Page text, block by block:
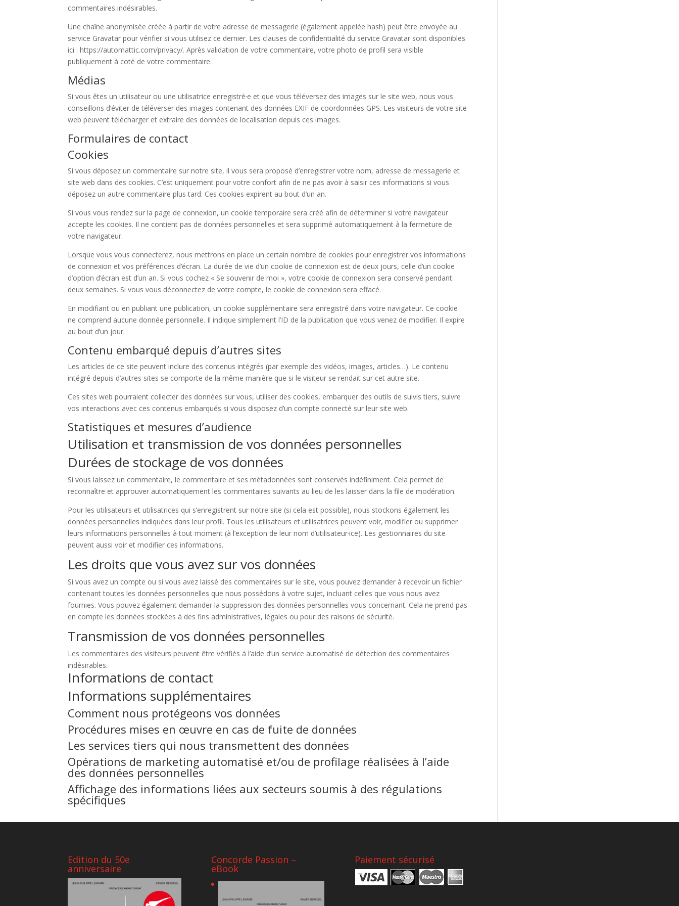
commentaires indésirables.
Une chaîne anonymisée créée à partir de votre adresse de messagerie (également appelée hash) peut être envoyée au
service Gravatar pour vérifier si vous utilisez ce dernier. Les clauses de confidentialité du service Gravatar sont disponibles
ici : https://automattic.com/privacy/. Après validation de votre commentaire, votre photo de profil sera visible
publiquement à coté de votre commentaire.
Médias
Si vous êtes un utilisateur ou une utilisatrice enregistré·e et que vous téléversez des images sur le site web, nous vous
conseillons d’éviter de téléverser des images contenant des données EXIF de coordonnées GPS. Les visiteurs de votre site
web peuvent télécharger et extraire des données de localisation depuis ces images.
Formulaires de contact
Cookies
Si vous déposez un commentaire sur notre site, il vous sera proposé d’enregistrer votre nom, adresse de messagerie et
site web dans des cookies. C’est uniquement pour votre confort afin de ne pas avoir à saisir ces informations si vous
déposez un autre commentaire plus tard. Ces cookies expirent au bout d’un an.
Si vous vous rendez sur la page de connexion, un cookie temporaire sera créé afin de déterminer si votre navigateur
accepte les cookies. Il ne contient pas de données personnelles et sera supprimé automatiquement à la fermeture de
votre navigateur.
Lorsque vous vous connecterez, nous mettrons en place un certain nombre de cookies pour enregistrer vos informations
de connexion et vos préférences d’écran. La durée de vie d’un cookie de connexion est de deux jours, celle d’un cookie
d’option d’écran est d’un an. Si vous cochez « Se souvenir de moi », votre cookie de connexion sera conservé pendant
deux semaines. Si vous vous déconnectez de votre compte, le cookie de connexion sera effacé.
En modifiant ou en publiant une publication, un cookie supplémentaire sera enregistré dans votre navigateur. Ce cookie
ne comprend aucune donnée personnelle. Il indique simplement l’ID de la publication que vous venez de modifier. Il expire
au bout d’un jour.
Contenu embarqué depuis d’autres sites
Les articles de ce site peuvent inclure des contenus intégrés (par exemple des vidéos, images, articles…). Le contenu
intégré depuis d’autres sites se comporte de la même manière que si le visiteur se rendait sur cet autre site.
Ces sites web pourraient collecter des données sur vous, utiliser des cookies, embarquer des outils de suivis tiers, suivre
vos interactions avec ces contenus embarqués si vous disposez d’un compte connecté sur leur site web.
Statistiques et mesures d’audience
Utilisation et transmission de vos données personnelles
Durées de stockage de vos données
Si vous laissez un commentaire, le commentaire et ses métadonnées sont conservés indéfiniment. Cela permet de
reconnaître et approuver automatiquement les commentaires suivants au lieu de les laisser dans la file de modération.
Pour les utilisateurs et utilisatrices qui s’enregistrent sur notre site (si cela est possible), nous stockons également les
données personnelles indiquées dans leur profil. Tous les utilisateurs et utilisatrices peuvent voir, modifier ou supprimer
leurs informations personnelles à tout moment (à l’exception de leur nom d’utilisateur·ice). Les gestionnaires du site
peuvent aussi voir et modifier ces informations.
Les droits que vous avez sur vos données
Si vous avez un compte ou si vous avez laissé des commentaires sur le site, vous pouvez demander à recevoir un fichier
contenant toutes les données personnelles que nous possédons à votre sujet, incluant celles que vous nous avez
fournies. Vous pouvez également demander la suppression des données personnelles vous concernant. Cela ne prend pas
en compte les données stockées à des fins administratives, légales ou pour des raisons de sécurité.
Transmission de vos données personnelles
Les commentaires des visiteurs peuvent être vérifiés à l’aide d’un service automatisé de détection des commentaires
indésirables.
Informations de contact
Informations supplémentaires
Comment nous protégeons vos données
Procédures mises en œuvre en cas de fuite de données
Les services tiers qui nous transmettent des données
Opérations de marketing automatisé et/ou de profilage réalisées à l’aide
des données personnelles
Affichage des informations liées aux secteurs soumis à des régulations
spécifiques
Edition du 50e
anniversaire
Concorde Passion –
eBook
Paiement sécurisé